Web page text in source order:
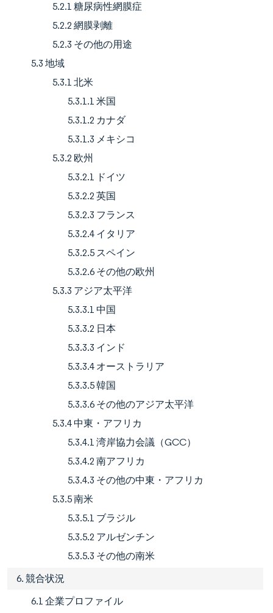
5.2.1 糖尿病性網膜症
5.2.2 網膜剥離
5.2.3 その他の用途
5.3 地域
5.3.1 北米
5.3.1.1 米国
5.3.1.2 カナダ
5.3.1.3 メキシコ
5.3.2 欧州
5.3.2.1 ドイツ
5.3.2.2 英国
5.3.2.3 フランス
5.3.2.4 イタリア
5.3.2.5 スペイン
5.3.2.6 その他の欧州
5.3.3 アジア太平洋
5.3.3.1 中国
5.3.3.2 日本
5.3.3.3 インド
5.3.3.4 オーストラリア
5.3.3.5 韓国
5.3.3.6 その他のアジア太平洋
5.3.4 中東・アフリカ
5.3.4.1 湾岸協力会議（GCC）
5.3.4.2 南アフリカ
5.3.4.3 その他の中東・アフリカ
5.3.5 南米
5.3.5.1 ブラジル
5.3.5.2 アルゼンチン
5.3.5.3 その他の南米
6. 競合状況
6.1 企業プロファイル